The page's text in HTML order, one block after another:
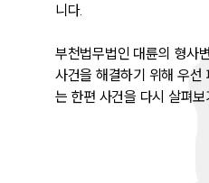
니다.
부천법무법인 대륜의 형사
사건을 해결하기 위해 우선
는 한편 사건을 다시 살펴